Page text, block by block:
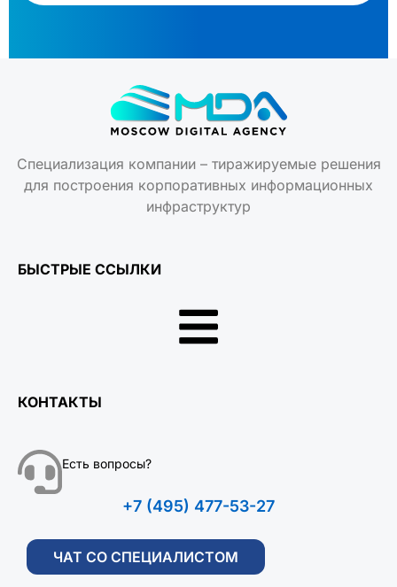
Специализация компании – тиражируемые решения
для построения корпоративных информационных
инфраструктур
БЫСТРЫЕ ССЫЛКИ
КОНТАКТЫ
Есть вопросы?
+7 (495) 477-53-27
ЧАТ СО СПЕЦИАЛИСТОМ